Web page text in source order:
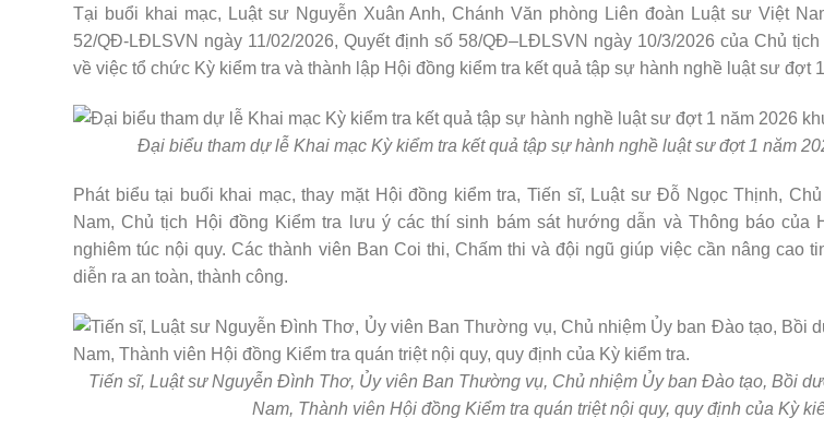
Tại buổi khai mạc, Luật sư Nguyễn Xuân Anh, Chánh Văn phòng Liên đoàn Luật sư Việt
52/QĐ-LĐLSVN ngày 11/02/2026, Quyết định số 58/QĐ–LĐLSVN ngày 10/3/2026 của Chủ
về việc tổ chức Kỳ kiểm tra và thành lập Hội đồng kiểm tra kết quả tập sự hành nghề luật sư đợt
Đại biểu tham dự lễ Khai mạc Kỳ kiểm tra kết quả tập sự hành nghề luật sư đợt 1 năm
Phát biểu tại buổi khai mạc, thay mặt Hội đồng kiểm tra, Tiến sĩ, Luật sư Đỗ Ngọc Thịnh,
Nam, Chủ tịch Hội đồng Kiểm tra lưu ý các thí sinh bám sát hướng dẫn và Thông báo của
nghiêm túc nội quy. Các thành viên Ban Coi thi, Chấm thi và đội ngũ giúp việc cần nâng cao
diễn ra an toàn, thành công.
Tiến sĩ, Luật sư Nguyễn Đình Thơ, Ủy viên Ban Thường vụ, Chủ nhiệm Ủy ban Đào tạo, Bồi
Nam, Thành viên Hội đồng Kiểm tra quán triệt nội quy, quy định của Kỳ